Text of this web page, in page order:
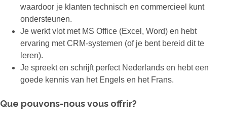
waardoor je klanten technisch en commercieel kunt
ondersteunen.
Je werkt vlot met MS Office (Excel, Word) en hebt
ervaring met CRM-systemen (of je bent bereid dit te
leren).
Je spreekt en schrijft perfect Nederlands en hebt een
goede kennis van het Engels en het Frans.
Que pouvons-nous vous offrir?